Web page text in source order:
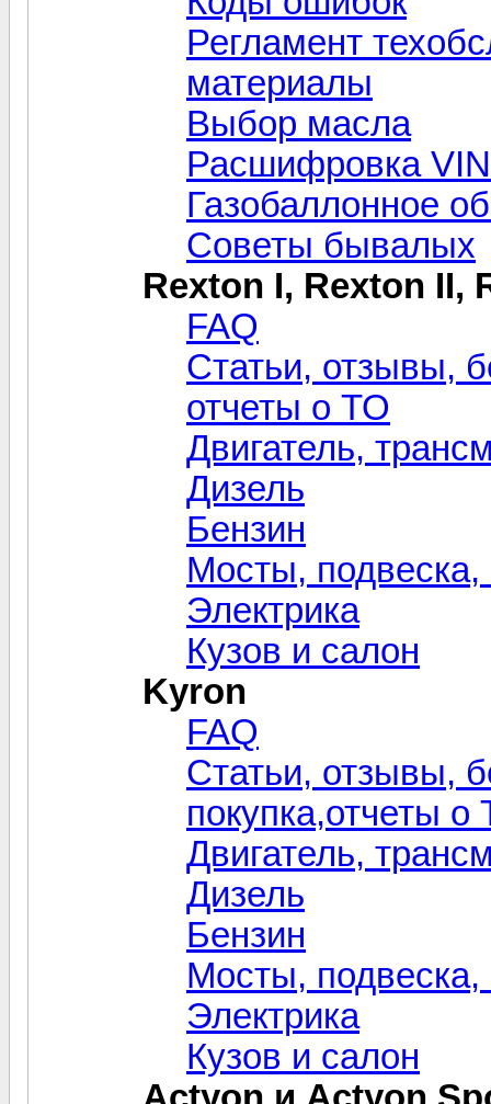
Регламент
материалы
Выбор масла
Расшифровка
Газобаллонное
Советы бывалых
Rexton I, Rexton II,
FAQ
Статьи, отзывы,
отчеты о ТО
Двигатель,
Дизель
Бензин
Мосты,
Электрика
Кузов и салон
Kyron
FAQ
Статьи, отзывы,
покупка,отчеты о
Двигатель,
Дизель
Бензин
Мосты,
Электрика
Кузов и салон